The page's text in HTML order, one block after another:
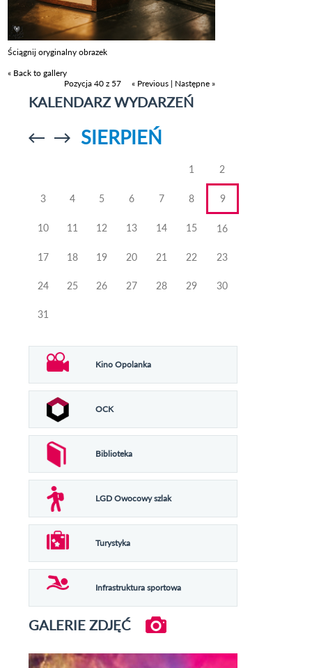
Ściągnij oryginalny obrazek
« Back to gallery
Pozycja 40 z 57
« Previous | Następne »
KALENDARZ WYDARZEŃ
Przejdź doPrzejdź do
SIERPIEŃ
1 2
3 4 5 6 7 8 9
10 11 12 13 14 15 16
17 18 19 20 21 22 23
24 25 26 27 28 29 30
31
Kino Opolanka
OCK
Biblioteka
LGD Owocowy szlak
Turystyka
Infrastruktura sportowa
GALERIE ZDJĘĆ